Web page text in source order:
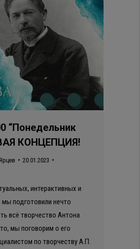
“Понедельник
КОНЦЕПЦИЯ!
20.01.2023
интерактивных и
подготовили нечто
всё творчество Антона
мы поговорим о его
по творчеству А.П.